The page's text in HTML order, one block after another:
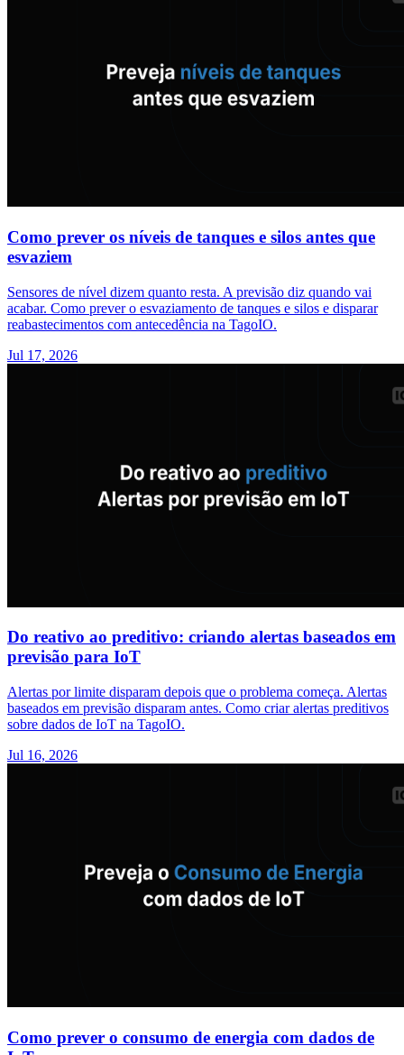
Como prever os níveis de tanques e silos antes que
esvaziem
Sensores de nível dizem quanto resta. A previsão diz quando vai
acabar. Como prever o esvaziamento de tanques e silos e disparar
reabastecimentos com antecedência na TagoIO.
Jul 17, 2026
Do reativo ao preditivo: criando alertas baseados em
previsão para IoT
Alertas por limite disparam depois que o problema começa. Alertas
baseados em previsão disparam antes. Como criar alertas preditivos
sobre dados de IoT na TagoIO.
Jul 16, 2026
Como prever o consumo de energia com dados de